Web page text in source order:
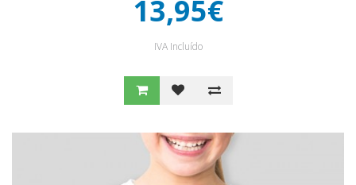
13,95€
IVA Incluído